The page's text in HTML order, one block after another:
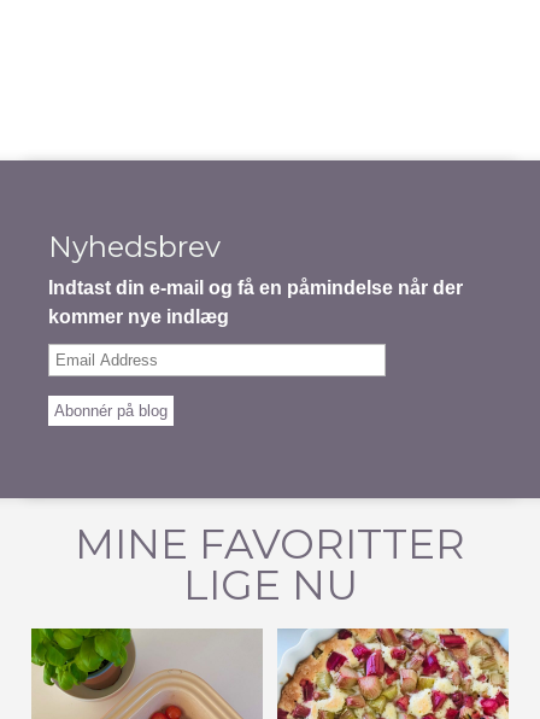
Nyhedsbrev
Indtast din e-mail og få en påmindelse når der
kommer nye indlæg
Email
Abonnér på blog
MINE FAVORITTER
LIGE NU